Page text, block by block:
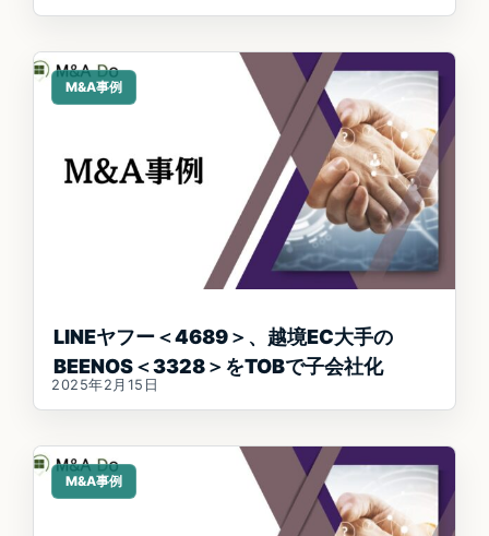
M&A事例
LINEヤフー＜4689＞、越境EC大手の
BEENOS＜3328＞をTOBで子会社化
2025年2月15日
M&A事例